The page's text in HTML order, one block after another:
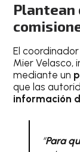
Plantean
El
Mier Velasco,
mediante un
que las
información
“Para